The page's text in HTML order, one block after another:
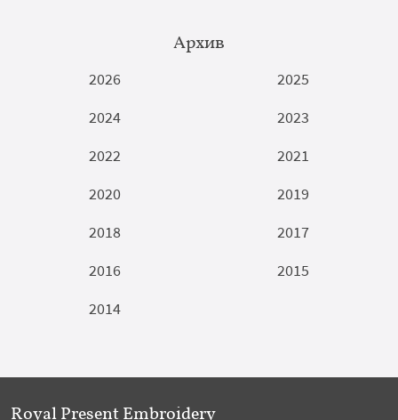
Архив
2026
2025
2024
2023
2022
2021
2020
2019
2018
2017
2016
2015
2014
Royal Present Embroidery